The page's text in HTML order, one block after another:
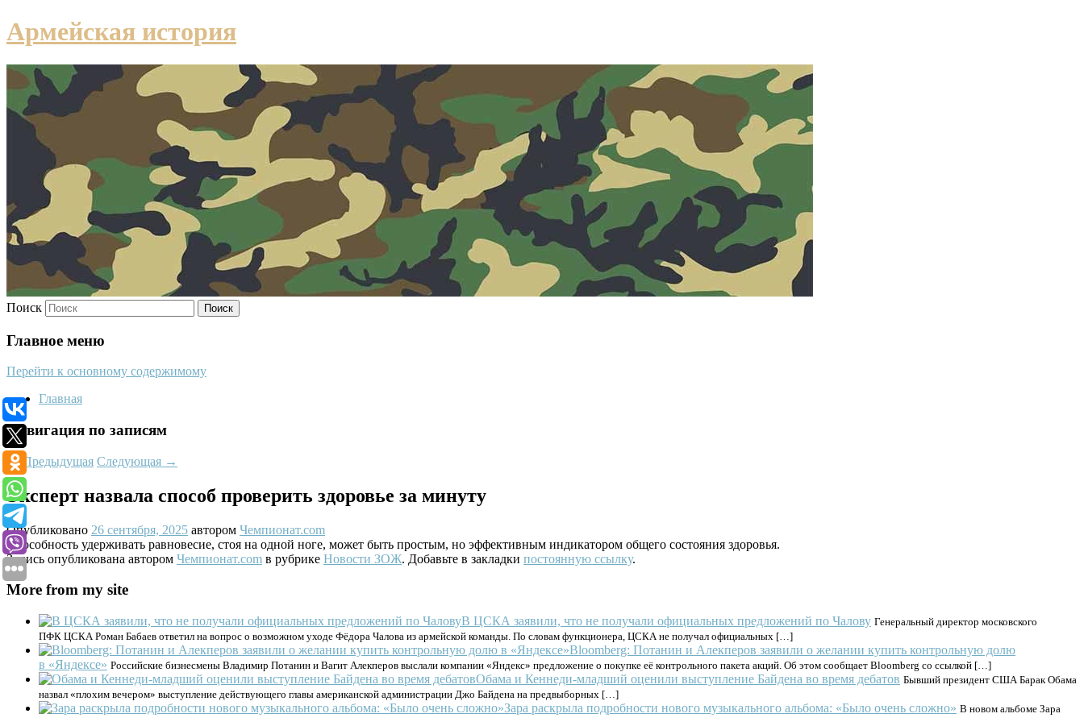
Армейская история
Поиск
Главное меню
Перейти к основному содержимому
Главная
Навигация по записям
←Предыдущая Следующая →
Эксперт назвала способ проверить здоровье за минуту
Опубликовано 26 сентября, 2025 автором Чемпионат.com
Способность удерживать равновесие, стоя на одной ноге, может быть простым, но эффективным индикатором общего состояния здоровья.
Запись опубликована автором Чемпионат.com в рубрике Новости ЗОЖ. Добавьте в закладки постоянную ссылку.
More from my site
В ЦСКА заявили, что не получали официальных предложений по Чалову Генеральный директор московского
ПФК ЦСКА Роман Бабаев ответил на вопрос о возможном уходе Фёдора Чалова из армейской команды. По словам функционера, ЦСКА не получал официальных […]
Bloomberg: Потанин и Алекперов заявили о желании купить контрольную долю
в «Яндексе» Российские бизнесмены Владимир Потанин и Вагит Алекперов выслали компании «Яндекс» предложение о покупке её контрольного пакета акций. Об этом сообщает Bloomberg со ссылкой […]
Обама и Кеннеди-младший оценили выступление Байдена во время дебатов Бывший президент США Барак Обама
назвал «плохим вечером» выступление действующего главы американской администрации Джо Байдена на предвыборных […]
Зара раскрыла подробности нового музыкального альбома: «Было очень сложно» В новом альбоме Зара